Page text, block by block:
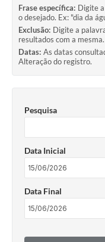
Frase específica: Digite
o desejado. Ex: "dia da
Exclusão: Digite a
resultados com a
Datas: As datas
Alteração do registro.
Pesquisa
Data Inicial
Data Final